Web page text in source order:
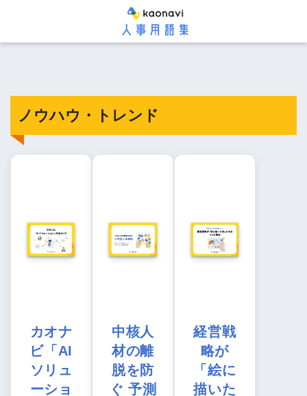
ノウハウ・トレンド
カオナ
ビ「AI
ソリュ
ーショ
中核人
材の離
脱を防
ぐ 予測
経営戦
略が
「絵に
描いた